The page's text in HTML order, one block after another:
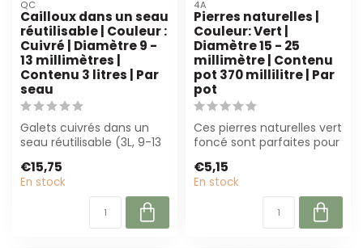
QC
Cailloux dans un seau
réutilisable | Couleur :
Cuivré | Diamètre 9 -
13 millimètres |
Contenu 3 litres | Par
seau
Galets cuivrés dans un
seau réutilisable (3L, 9-13
fleuri...
€15,75
En stock
4A
Pierres naturelles |
Couleur: Vert |
Diamètre 15 - 25
millimètre | Contenu
pot 370 millilitre | Par
pot
Ces pierres naturelles vert
foncé sont parfaites pour
€5,15
En stock